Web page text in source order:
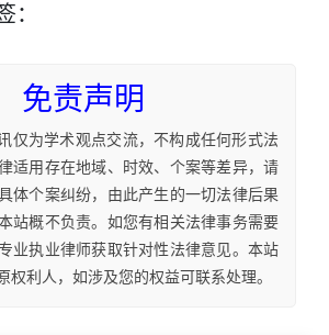
：
免责声明
仅为学术观点交流，不构成任何形式法
适用存在地域、时效、个案等差异，请
体个案纠纷，由此产生的一切法律后果
站概不负责。如您有相关法律事务需要
业执业律师获取针对性法律意见。本站
权利人，如涉及您的权益可联系处理。